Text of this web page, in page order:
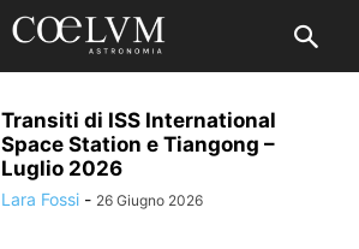
Transiti di ISS International
Space Station e Tiangong –
Luglio 2026
Lara Fossi - 26 Giugno 2026